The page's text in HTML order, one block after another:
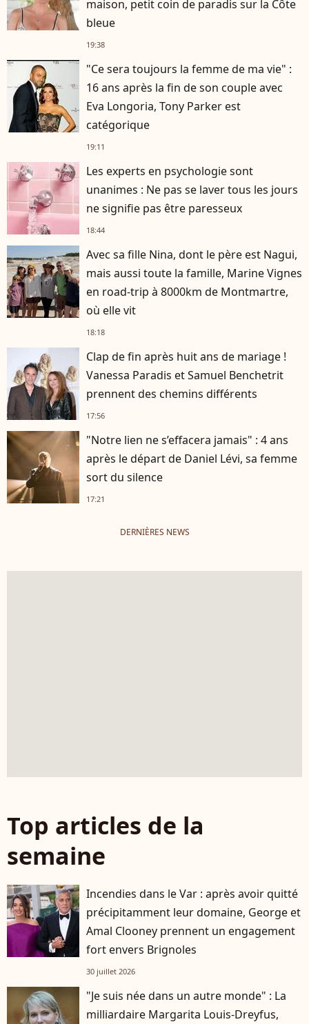
maison, petit coin de paradis sur la Côte
bleue
19:38
"Ce sera toujours la femme de ma vie" :
16 ans après la fin de son couple avec
Eva Longoria, Tony Parker est
catégorique
19:11
Les experts en psychologie sont
unanimes : Ne pas se laver tous les jours
ne signifie pas être paresseux
18:44
Avec sa fille Nina, dont le père est Nagui,
mais aussi toute la famille, Marine Vignes
en road-trip à 8000km de Montmartre,
où elle vit
18:18
Clap de fin après huit ans de mariage !
Vanessa Paradis et Samuel Benchetrit
prennent des chemins différents
17:56
"Notre lien ne s’effacera jamais" : 4 ans
après le départ de Daniel Lévi, sa femme
sort du silence
17:21
DERNIÈRES NEWS
Top articles de la
semaine
Incendies dans le Var : après avoir quitté
précipitamment leur domaine, George et
Amal Clooney prennent un engagement
fort envers Brignoles
30 juillet 2026
"Je suis née dans un autre monde" : La
milliardaire Margarita Louis-Dreyfus,